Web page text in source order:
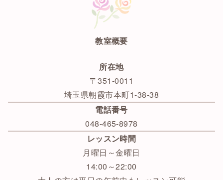
教室概要
所在地
〒351-0011
埼玉県朝霞市本町1-38-38
電話番号
048-465-8978
レッスン時間
月曜日～金曜日
14:00～22:00